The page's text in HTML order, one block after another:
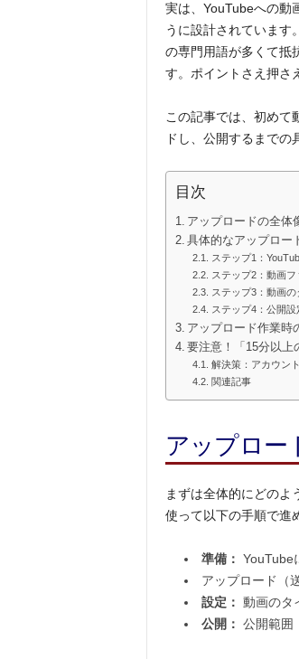
実は、YouTubeへの動
うに設計されています
の専門用語が多くて抵
す。ポイントさえ押さ
この記事では、初めて
ドし、公開するまでの
目次
アップロードの全体
具体的なアップロー
ステップ1：
ステップ2：動画
ステップ3：動画
ステップ4：公開
アップロード作業時
要注意！「15分以上
解決策：アカウン
関連記事
アップロー
まずは全体的にどのよ
使って以下の手順で進
準備： YouTube
アップロード（
設定： 動画のタ
公開： 公開範囲